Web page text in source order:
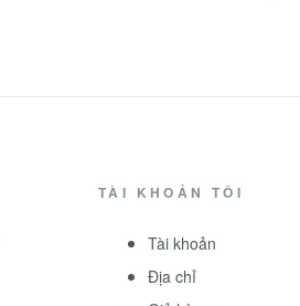
TÀI KHOẢN TÔI
Tài khoản
Địa chỉ